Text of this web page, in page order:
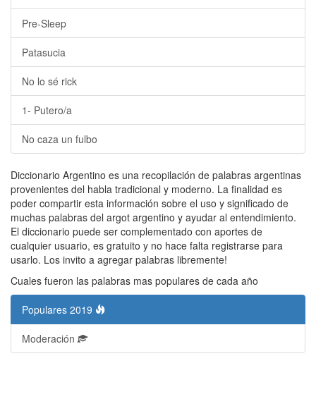
Pre-Sleep
Patasucia
No lo sé rick
1- Putero/a
No caza un fulbo
Diccionario Argentino es una recopilación de palabras argentinas
provenientes del habla tradicional y moderno. La finalidad es
poder compartir esta información sobre el uso y significado de
muchas palabras del argot argentino y ayudar al entendimiento.
El diccionario puede ser complementado con aportes de
cualquier usuario, es gratuito y no hace falta registrarse para
usarlo. Los invito a agregar palabras libremente!
Cuales fueron las palabras mas populares de cada año
Populares 2019
Moderación